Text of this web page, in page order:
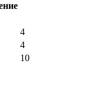
4
4
10